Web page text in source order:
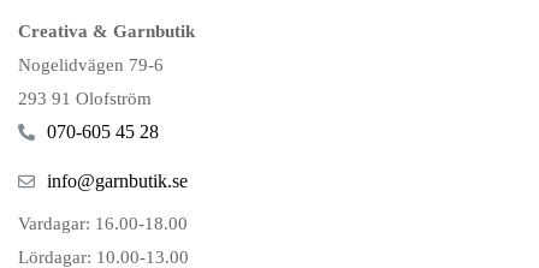
Creativa & Garnbutik
Nogelidvägen 79-6
293 91 Olofström
070-605 45 28
info@garnbutik.se
Vardagar: 16.00-18.00
Lördagar: 10.00-13.00